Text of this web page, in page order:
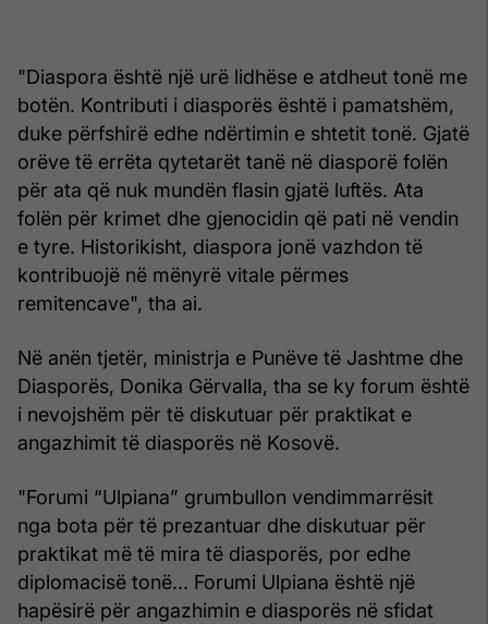
"Diaspora është një urë lidhëse e atdheut tonë me
botën. Kontributi i diasporës është i pamatshëm,
duke përfshirë edhe ndërtimin e shtetit tonë. Gjatë
orëve të errëta qytetarët tanë në diasporë folën
për ata që nuk mundën flasin gjatë luftës. Ata
folën për krimet dhe gjenocidin që pati në vendin
e tyre. Historikisht, diaspora jonë vazhdon të
kontribuojë në mënyrë vitale përmes
remitencave", tha ai.
Në anën tjetër, ministrja e Punëve të Jashtme dhe
Diasporës, Donika Gërvalla, tha se ky forum është
i nevojshëm për të diskutuar për praktikat e
angazhimit të diasporës në Kosovë.
"Forumi “Ulpiana” grumbullon vendimmarrësit
nga bota për të prezantuar dhe diskutuar për
praktikat më të mira të diasporës, por edhe
diplomacisë tonë... Forumi Ulpiana është një
hapësirë për angazhimin e diasporës në sfidat